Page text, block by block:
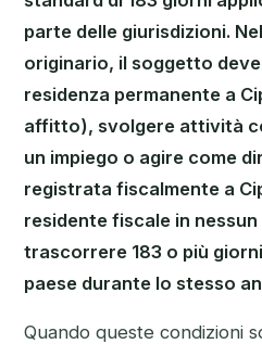
parte delle giurisdizioni.
originario, il soggetto
residenza permanente a
affitto), svolgere attività
un impiego o agire come
registrata fiscalmente a
residente fiscale in
trascorrere 183 o più
paese durante lo stesso
Quando queste condizioni